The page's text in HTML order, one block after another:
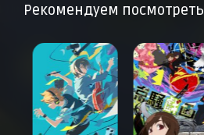
Рекомендуем посмотреть